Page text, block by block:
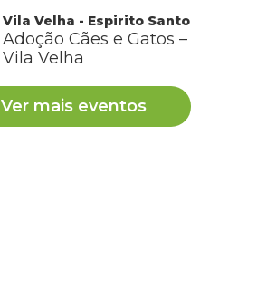
Vila Velha - Espirito Santo
Adoção Cães e Gatos –
Vila Velha
Ver mais eventos